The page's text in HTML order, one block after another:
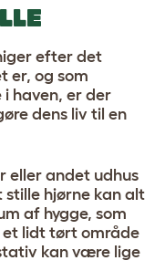
efter det
er, og som
i haven, er der
dens liv til en
eller andet udhus
hjørne kan alt
af hygge, som
et lidt tørt område
kan være lige